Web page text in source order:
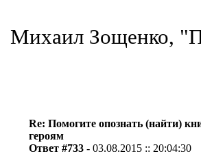
Михаил Зощенко,
Re: Помогите опознать (найти)
героям
Ответ #733 -03.08.2015 :: 20:04:30